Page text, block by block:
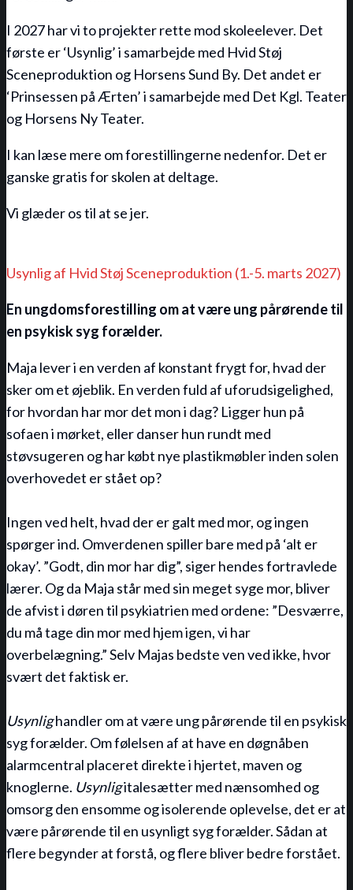
I 2027 har vi to projekter rette mod skoleelever. Det
første er ‘Usynlig’ i samarbejde med Hvid Støj
Sceneproduktion og Horsens Sund By. Det andet er
‘Prinsessen på Ærten’ i samarbejde med Det Kgl. Teater
og Horsens Ny Teater.
I kan læse mere om forestillingerne nedenfor. Det er
ganske gratis for skolen at deltage.
Vi glæder os til at se jer.
Usynlig af Hvid Støj Sceneproduktion (1.-5. marts 2027)
En ungdomsforestilling om at være ung pårørende til
en psykisk syg forælder.
Maja lever i en verden af konstant frygt for, hvad der
sker om et øjeblik. En verden fuld af uforudsigelighed,
for hvordan har mor det mon i dag? Ligger hun på
sofaen i mørket, eller danser hun rundt med
støvsugeren og har købt nye plastikmøbler inden solen
overhovedet er stået op?
Ingen ved helt, hvad der er galt med mor, og ingen
spørger ind. Omverdenen spiller bare med på ‘alt er
okay’. ”Godt, din mor har dig”, siger hendes fortravlede
lærer. Og da Maja står med sin meget syge mor, bliver
de afvist i døren til psykiatrien med ordene: ”Desværre,
du må tage din mor med hjem igen, vi har
overbelægning.” Selv Majas bedste ven ved ikke, hvor
svært det faktisk er.
Usynlighandler om at være ung pårørende til en psykisk
syg forælder. Om følelsen af at have en døgnåben
alarmcentral placeret direkte i hjertet, maven og
knoglerne. Usynligitalesætter med nænsomhed og
omsorg den ensomme og isolerende oplevelse, det er at
være pårørende til en usynligt syg forælder. Sådan at
flere begynder at forstå, og flere bliver bedre forstået.